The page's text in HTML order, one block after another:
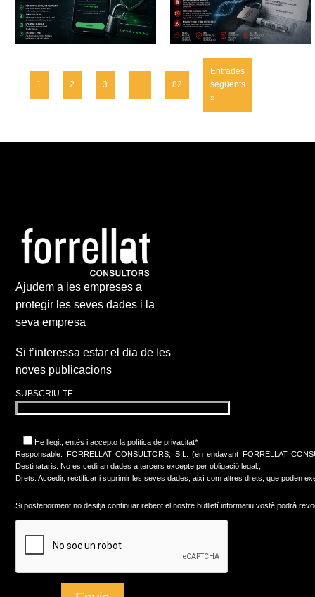
1 2 3 82
Entrades
següents
»
Ajudem a les empreses a
protegir les seves dades i la
seva empresa
Si t’interessa estar el dia de les
noves publicacions
SUBSCRIU-TE
He llegit, entès i accepto la política de privacitat*
Responsable: FORRELLAT CONSULTORS, S.L. (en endavant FORRELLAT
Destinataris: No es cediran dades a tercers excepte per obligació legal.;
Drets: Accedir, rectificar i suprimir les seves dades, així com altres drets, que poden
Si posteriorment no desitja continuar rebent el nostre butlletí informatiu vostè podrà